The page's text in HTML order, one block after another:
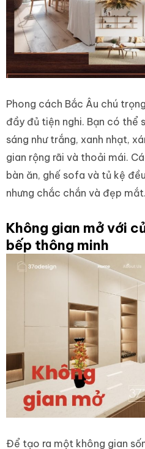
Phong cách Bắc Âu chú
đầy đủ tiện nghi. Bạn có thể
sáng như trắng, xanh nhạt,
gian rộng rãi và thoải mái.
bàn ăn, ghế sofa và tủ kệ
nhưng chắc chắn và đẹp mắt.
Không gian mở với
bếp thông minh
Để tạo ra một không gian